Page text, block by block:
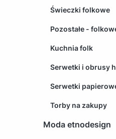
Świeczki folkowe
Pozostałe -
Kuchnia folk
Serwetki i obrusy
Serwetki
Torby na zakupy
Moda etnodesign